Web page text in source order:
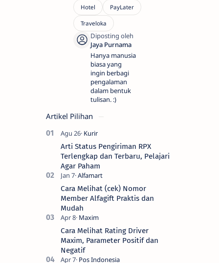
Hanya manusia
biasa yang
ingin berbagi
pengalaman
dalam bentuk
tulisan. :)
Artikel Pilihan
Arti Status Pengiriman RPX
Terlengkap dan Terbaru, Pelajari
Agar Paham
Cara Melihat (cek) Nomor
Member Alfagift Praktis dan
Mudah
Cara Melihat Rating Driver
Maxim, Parameter Positif dan
Negatif